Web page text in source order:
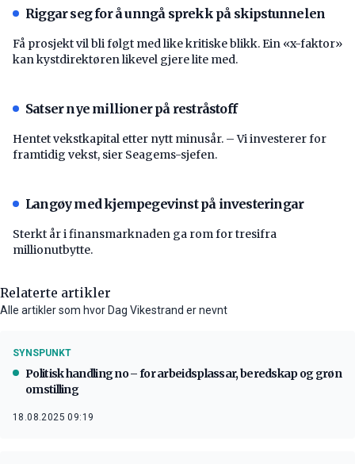
Riggar seg for å unngå sprekk på skipstunnelen
Få prosjekt vil bli følgt med like kritiske blikk. Ein «x-faktor»
kan kystdirektøren likevel gjere lite med.
Satser nye millioner på restråstoff
Hentet vekstkapital etter nytt minusår. – Vi investerer for
framtidig vekst, sier Seagems-sjefen.
Langøy med kjempegevinst på investeringar
Sterkt år i finansmarknaden ga rom for tresifra
millionutbytte.
Relaterte artikler
Alle artikler som hvor Dag Vikestrand er nevnt
SYNSPUNKT
Politisk handling no – for arbeidsplassar, beredskap og grøn
omstilling
18.08.2025 09:19